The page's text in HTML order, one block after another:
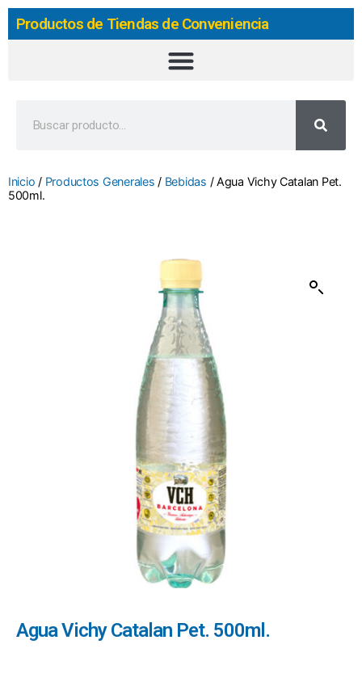
Productos de Tiendas de Conveniencia
Inicio / Productos Generales / Bebidas / Agua Vichy Catalan Pet.
500ml.
Agua Vichy Catalan Pet. 500ml.